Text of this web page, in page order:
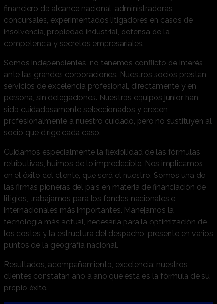
financiero de alcance nacional, administradoras
concursales, experimentados litigadores en casos de
insolvencia, propiedad industrial, defensa de la
competencia y secretos empresariales.
Somos independientes, no tenemos conflicto de interés
ante las grandes corporaciones. Nuestros socios prestan
servicios de excelencia profesional, directamente y en
persona, sin delegaciones. Nuestros equipos junior han
sido cuidadosamente seleccionados y crecen
profesionalmente a nuestro cuidado, pero no sustituyen al
socio que dirige cada caso.
Cuidamos especialmente la flexibilidad de las fórmulas
retributivas, huimos de lo impredecible. Nos implicamos
en el éxito del cliente, que será el nuestro. Somos una de
las firmas pioneras del país en materia de financiación de
litigios, trabajamos para los fondos nacionales e
internacionales más importantes. Manejamos la
tecnología más actual, necesaria para la optimización de
los costes y la estructura del despacho, presente en varios
puntos de la geografía nacional.
Resultados, acompañamiento, excelencia: nuestros
clientes constatan año a año que esta es la fórmula de su
propio éxito.